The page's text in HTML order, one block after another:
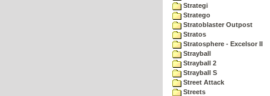
Strategi
Stratego
Stratoblaster Outpost
Stratos
Stratosphere - Excelsor II
Strayball
Strayball 2
Strayball S
Street Attack
Streets